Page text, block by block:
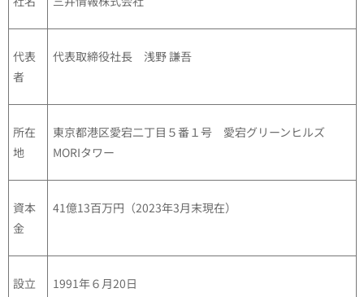
代表
者
代表取締役社長 浅野 謙吾
所在
地
東京都港区愛宕二丁目５番１号 愛宕グリーンヒルズ
MORIタワー
資本
金
41億13百万円（2023年3月末現在）
設立 1991年６月20日